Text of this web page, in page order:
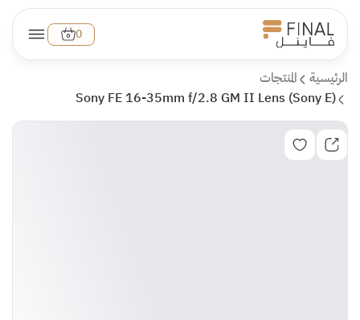
0
الرئيسية
المنتجات
Sony FE 16-35mm f/2.8 GM II Lens (Sony E)